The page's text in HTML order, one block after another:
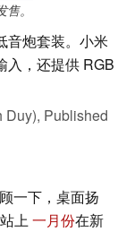
。
音炮套装。小米
入，还提供 RGB
Duy), Published
一下，桌面扬
上一月份在新